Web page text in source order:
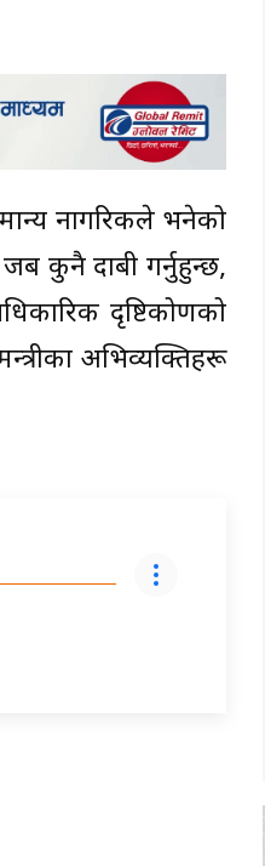
नागरिकले भनेको
जब कुनै दाबी गर्नुहुन्छ,
दृष्टिकोणको
अभिव्यक्तिहरू